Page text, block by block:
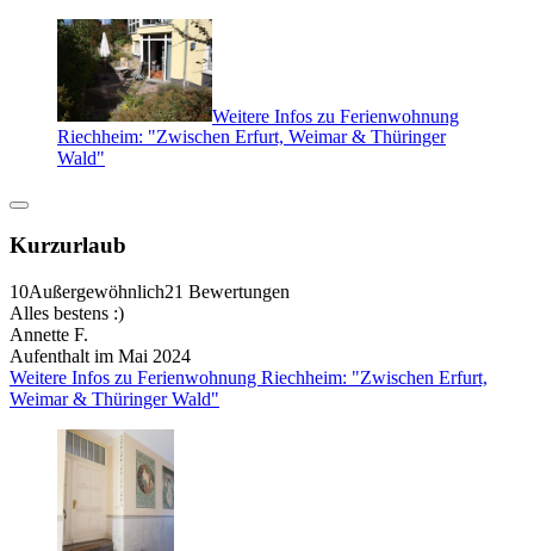
Weitere Infos zu Ferienwohnung
Riechheim: "Zwischen Erfurt, Weimar & Thüringer
Wald"
Kurzurlaub
10Außergewöhnlich21 Bewertungen
Alles bestens :)
Annette F.
Aufenthalt im Mai 2024
Weitere Infos zu Ferienwohnung Riechheim: "Zwischen Erfurt,
Weimar & Thüringer Wald"